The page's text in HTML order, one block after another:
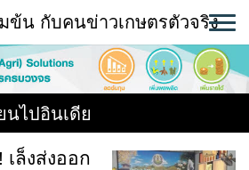
ข้น กับคนข่าวเกษตรตัวจริง
นไปอินเดีย
ล็งส่งออก